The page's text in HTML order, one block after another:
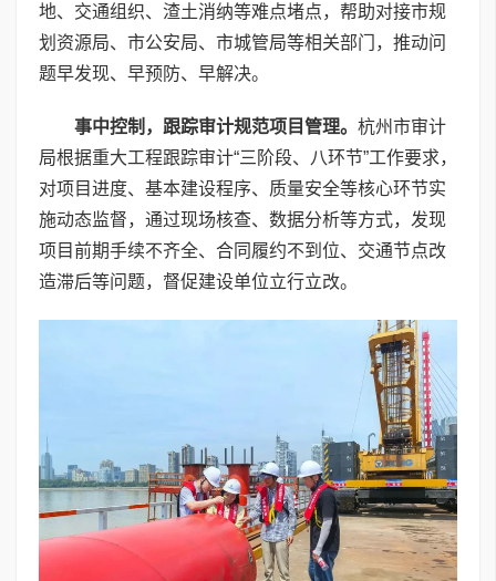
地、交通组织、渣土消纳等难点堵点，帮助对接市规
划资源局、市公安局、市城管局等相关部门，推动问
题早发现、早预防、早解决。
事中控制，跟踪审计规范项目管理。 杭州市审计
局根据重大工程跟踪审计“三阶段、八环节”工作要求，
对项目进度、基本建设程序、质量安全等核心环节实
施动态监督，通过现场核查、数据分析等方式，发现
项目前期手续不齐全、合同履约不到位、交通节点改
造滞后等问题，督促建设单位立行立改。